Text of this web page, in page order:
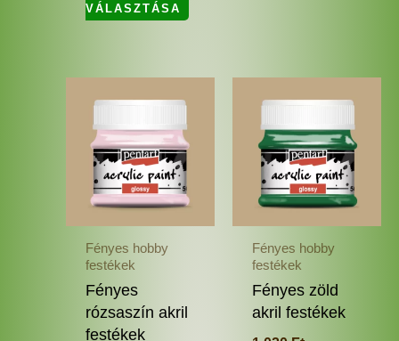
VÁLASZTÁSA
Fényes hobby
festékek
Fényes
rózsaszín akril
festékek
terméknek
több
van.
változatok
termékoldalon
választhatók
Fényes hobby
festékek
Fényes zöld
akril festékek
több
van.